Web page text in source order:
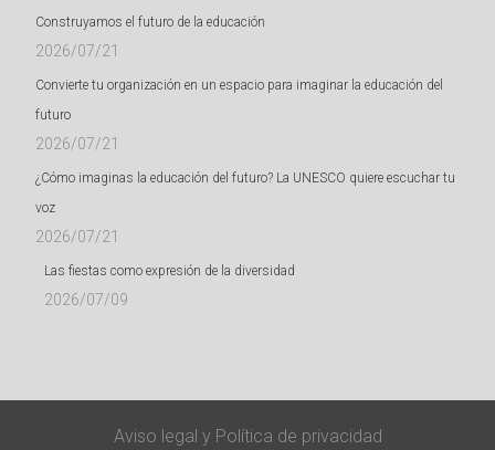
Construyamos el futuro de la educación
2026/07/21
Convierte tu organización en un espacio para imaginar la educación del
futuro
2026/07/21
¿Cómo imaginas la educación del futuro? La UNESCO quiere escuchar tu
voz
2026/07/21
Las fiestas como expresión de la diversidad
2026/07/09
Aviso legal y Política de privacidad